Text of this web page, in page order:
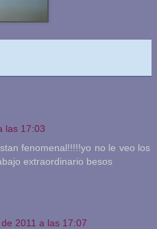
las 17:03
fenomenal!!!!!yo no le veo los
extraordinario besos
2011 a las 17:07